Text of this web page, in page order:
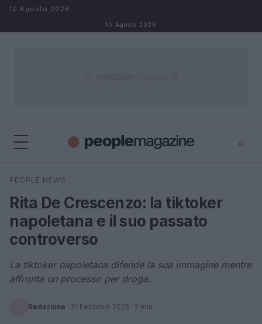
Salta al contenuto
10 Agosto 2026
10 Agosto 2026
⌕
Cerca
PEOPLE NEWS
Rita De Crescenzo: la tiktoker
napoletana e il suo passato
controverso
La tiktoker napoletana difende la sua immagine mentre
affronta un processo per droga.
Redazione · 21 Febbraio 2025 · 2 min